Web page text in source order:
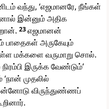
வந்து, ‘எஜமானரே, நீங்கள்
இன்னும் அதிக
23எஜமானன்
பாதைகள் அருகேயும்
மக்களை வருமாறு சொல்.
இருக்க வேண்டும்’
‘நான் முதலில்
விருந்துண்ணப்